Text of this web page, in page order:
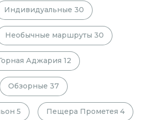
Индивидуальные 30
Необычные маршруты 30
Аджария 12
Обзорные 37
5 Пещера Прометея 4